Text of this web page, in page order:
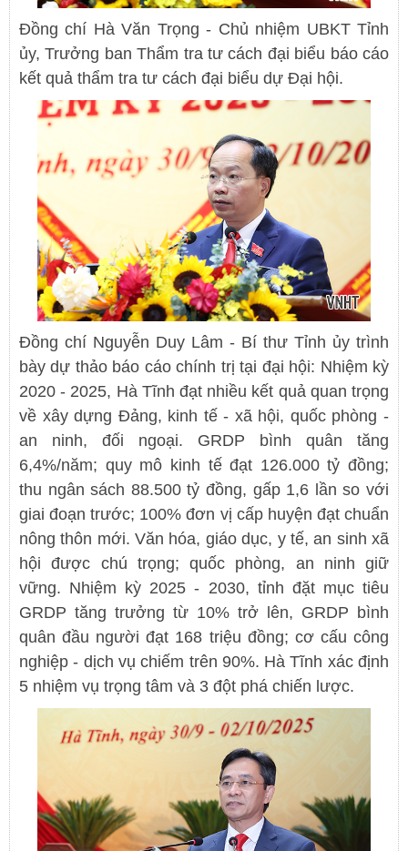
Đồng chí Hà Văn Trọng - Chủ nhiệm UBKT Tỉnh
ủy, Trưởng ban Thẩm tra tư cách đại biểu báo cáo
kết quả thẩm tra tư cách đại biểu dự Đại hội.
Đồng chí Nguyễn Duy Lâm - Bí thư Tỉnh ủy trình
bày dự thảo báo cáo chính trị tại đại hội: Nhiệm kỳ
2020 - 2025, Hà Tĩnh đạt nhiều kết quả quan trọng
về xây dựng Đảng, kinh tế - xã hội, quốc phòng -
an ninh, đối ngoại. GRDP bình quân tăng
6,4%/năm; quy mô kinh tế đạt 126.000 tỷ đồng;
thu ngân sách 88.500 tỷ đồng, gấp 1,6 lần so với
giai đoạn trước; 100% đơn vị cấp huyện đạt chuẩn
nông thôn mới. Văn hóa, giáo dục, y tế, an sinh xã
hội được chú trọng; quốc phòng, an ninh giữ
vững. Nhiệm kỳ 2025 - 2030, tỉnh đặt mục tiêu
GRDP tăng trưởng từ 10% trở lên, GRDP bình
quân đầu người đạt 168 triệu đồng; cơ cấu công
nghiệp - dịch vụ chiếm trên 90%. Hà Tĩnh xác định
5 nhiệm vụ trọng tâm và 3 đột phá chiến lược.